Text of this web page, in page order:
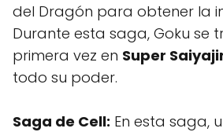
del Dragón para obtener la
Durante esta saga, Goku se
primera vez en Super
todo su poder.
Saga de Cell: En esta saga,